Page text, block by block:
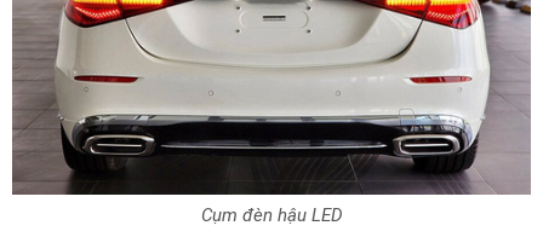
Cụm đèn hậu LED